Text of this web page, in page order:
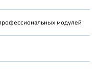
модулей